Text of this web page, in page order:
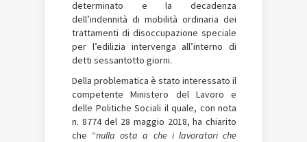
determinato e la decadenza
dell’indennità di mobilità ordinaria dei
trattamenti di disoccupazione speciale
per l’edilizia intervenga all’interno di
detti sessantotto giorni.
Della problematica è stato interessato il
competente Ministero del Lavoro e
delle Politiche Sociali il quale, con nota
n. 8774 del 28 maggio 2018, ha chiarito
che “nulla osta a che i lavoratori che